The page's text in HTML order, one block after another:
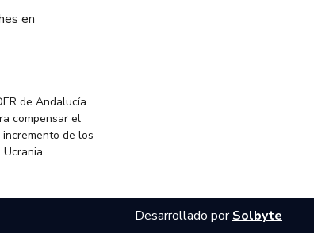
en
de Andalucía
compensar el
de los
Desarrollado porSolbyte